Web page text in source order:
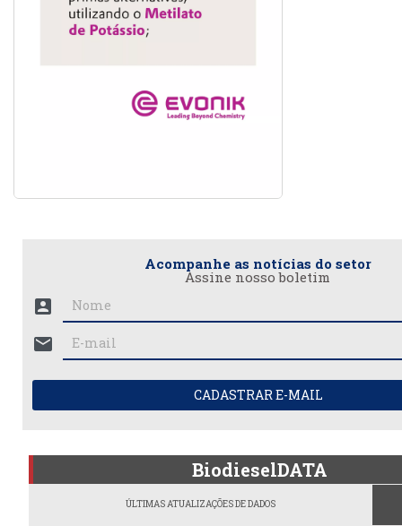
Acompanhe as notícias do setor
Assine nosso boletim
account_box
mail
CADASTRAR E-MAIL
BiodieselDATA
ÚLTIMAS ATUALIZAÇÕES DE DADOS